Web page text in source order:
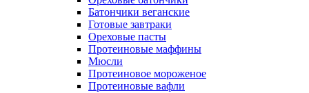
Батончики веганские
Готовые завтраки
Ореховые пасты
Протеиновые маффины
Мюсли
Протеиновое мороженое
Протеиновые вафли